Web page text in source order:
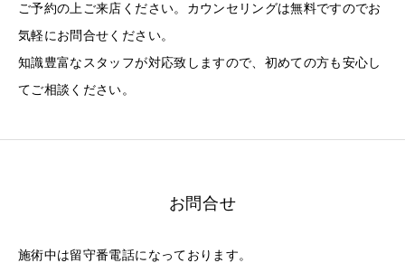
ご予約の上ご来店ください。カウンセリングは無料ですのでお
気軽にお問合せください。
知識豊富なスタッフが対応致しますので、初めての方も安心し
てご相談ください。
お問合せ
施術中は留守番電話になっております。